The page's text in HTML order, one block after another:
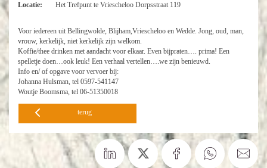
Locatie:
Het Trefpunt te Vriescheloo Dorpsstraat 119
Voor iedereen uit Bellingwolde, Blijham,Vriescheloo en Wedde. Jong, oud, man,
vrouw, kerkelijk, niet kerkelijk zijn welkom.
Koffie/thee drinken met aandacht voor elkaar. Even bijpraten…. prima! Een
spelletje doen…ook leuk! Een verhaal vertellen….we zijn benieuwd.
Info en/ of opgave voor vervoer bij:
Johanna Hulsman, tel 0597-541147
Woutje Boomsma, tel 06-51350018
terug